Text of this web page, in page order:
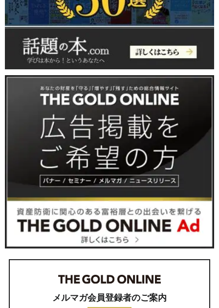
メルマガ会員登録者のご案内